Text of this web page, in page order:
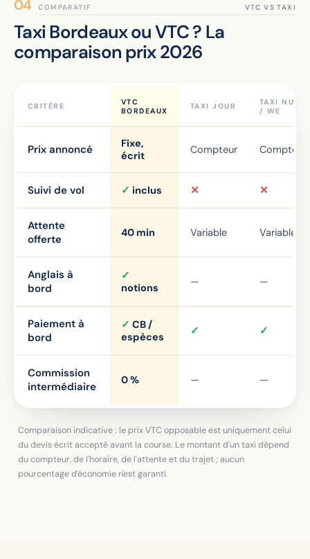
COMPARATIF
Taxi Bordeaux ou VTC ? La
comparaison prix 2026
CRITÈRE
VTC
BORDEAUX
TAXI JOUR
TAXI NUIT
/ WE
Prix annoncé
Fixe,
écrit
Compteur Compteur
Suivi de vol ✓ inclus ✕ ✕
Attente
offerte
40 min Variable Variable
Anglais à
bord
✓
notions
— —
Paiement à
bord
✓ CB /
espèces
✓ ✓
Commission
intermédiaire
0 % — —
Comparaison indicative : le prix VTC opposable est uniquement celui
du devis écrit accepté avant la course. Le montant d'un taxi dépend
du compteur, de l'horaire, de l'attente et du trajet ; aucun
pourcentage d'économie n'est garanti.